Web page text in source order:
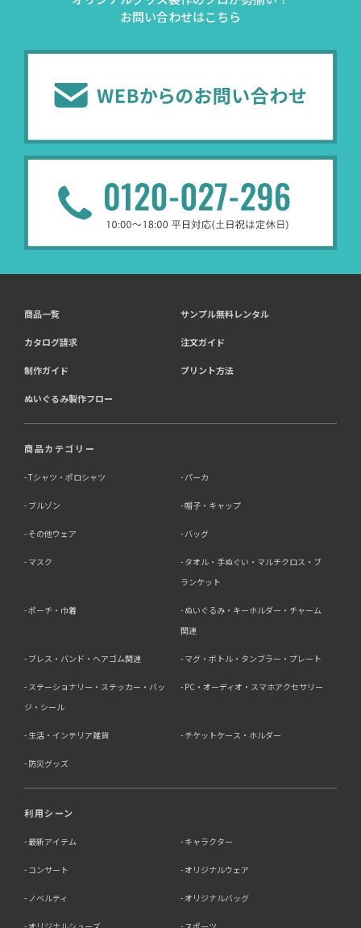
お問い合わせはこちら
商品一覧 サンプル無料レンタル
カタログ請求 注文ガイド
制作ガイド プリント方法
ぬいぐるみ製作フロー
商品カテゴリー
Tシャツ・ポロシャツ パーカ
ブルゾン 帽子・キャップ
その他ウェア バッグ
マスク
タオル・手ぬぐい・マルチクロス・ブ
ランケット
ポーチ・巾着
ぬいぐるみ・キーホルダー・チャーム
関連
ブレス・バンド・ヘアゴム関連 マグ・ボトル・タンブラー・プレート
ステーショナリー・ステッカー・バッ
ジ・シール
PC・オーディオ・スマホアクセサリー
生活・インテリア雑貨 チケットケース・ホルダー
防災グッズ
利用シーン
最新アイテム キャラクター
コンサート オリジナルウェア
ノベルティ オリジナルバッグ